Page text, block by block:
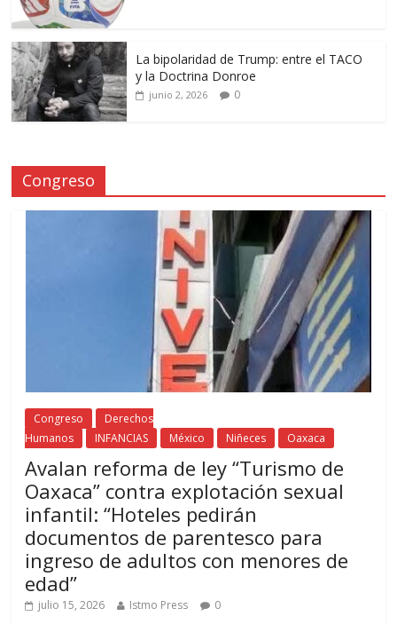
La bipolaridad de Trump: entre el TACO
y la Doctrina Donroe
junio 2, 2026 0
Congreso
Congreso
Derechos
Humanos
INFANCIAS México Niñeces Oaxaca
Avalan reforma de ley “Turismo de
Oaxaca” contra explotación sexual
infantil: “Hoteles pedirán
documentos de parentesco para
ingreso de adultos con menores de
edad”
julio 15, 2026 Istmo Press 0